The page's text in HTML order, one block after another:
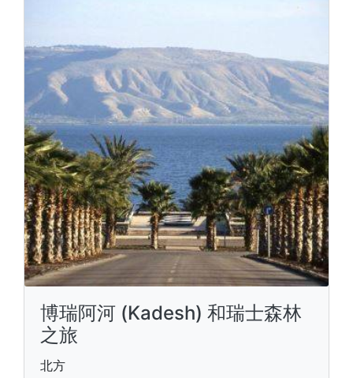
博瑞阿河 (Kadesh) 和瑞士森林
之旅
北方